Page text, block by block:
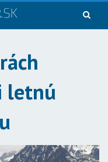
letnú